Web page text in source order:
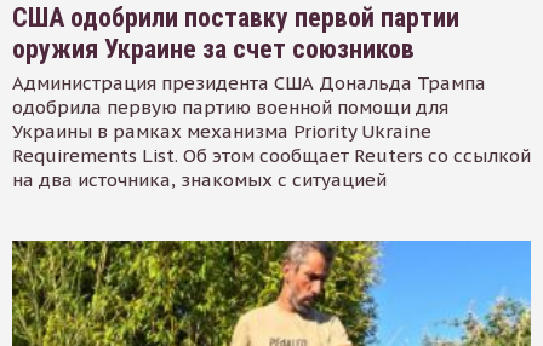
США одобрили поставку первой партии
оружия Украине за счет союзников
Администрация президента США Дональда Трампа
одобрила первую партию военной помощи для
Украины в рамках механизма Priority Ukraine
Requirements List. Об этом сообщает Reuters со ссылкой
на два источника, знакомых с ситуацией